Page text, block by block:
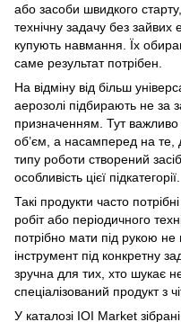
або засоби швидкого
технічну задачу без зайвих
купують навмання. Їх
саме результат потрібен.
На відміну від більш
аерозолі підбирають не за
призначенням. Тут
об’єм, а насамперед на те,
типу роботи створений
особливість цієї підкатегорії.
Такі продукти часто
робіт або періодичного
потрібно мати під рукою
інструмент під конкретну
зручна для тих, хто шукає
спеціалізований продукт з
У каталозі IOI Market зібрані